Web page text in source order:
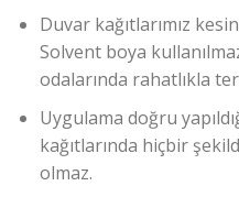
Duvar kağıtlarımız
Solvent boya
odalarında rahatlıkla
Uygulama doğru
kağıtlarında hiçbir
olmaz.